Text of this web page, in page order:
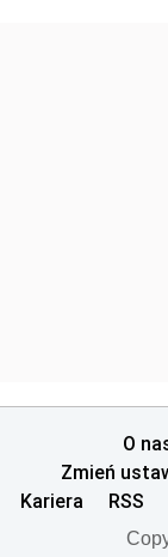
O
Zmień
Kariera
RSS